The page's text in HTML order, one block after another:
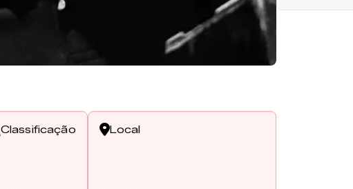
Classificação Local